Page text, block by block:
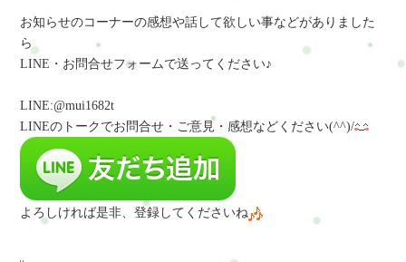
お知らせのコーナーの感想や話して欲しい事などがありました
ら
LINE・お問合せフォームで送ってください♪
LINE:@mui1682t
LINEのトークでお問合せ・ご意見・感想など ください(^^)/
よろしければ是非、登録してくださいね